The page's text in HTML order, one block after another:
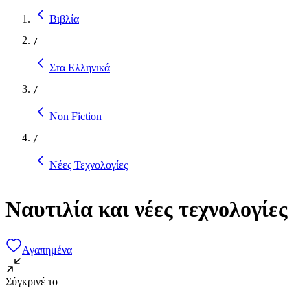
Βιβλία
/
Στα Ελληνικά
/
Non Fiction
/
Νέες Τεχνολογίες
Ναυτιλία και νέες τεχνολογίες
Αγαπημένα
Σύγκρινέ το